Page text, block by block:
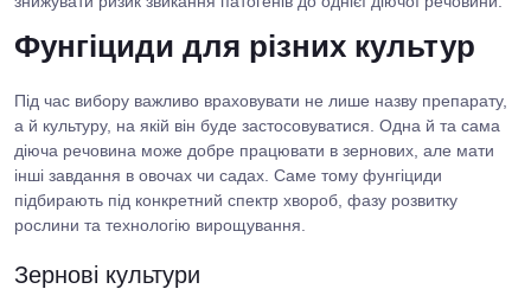
Фунгіциди для різних культур
Під час вибору важливо враховувати не лише назву препарату,
а й культуру, на якій він буде застосовуватися. Одна й та сама
діюча речовина може добре працювати в зернових, але мати
інші завдання в овочах чи садах. Саме тому фунгіциди
підбирають під конкретний спектр хвороб, фазу розвитку
рослини та технологію вирощування.
Зернові культури